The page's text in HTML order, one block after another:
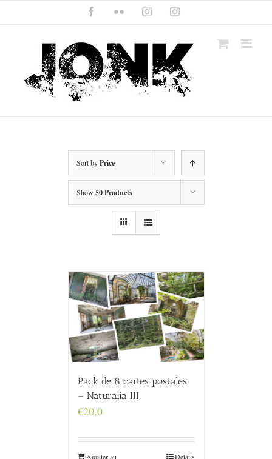
content
FacebookFlickr InstagramInstagram
Sort byPrice
Show 50 Products
Pack de 8 cartes postales
– Naturalia III
€20,0
Ajouter au
Details